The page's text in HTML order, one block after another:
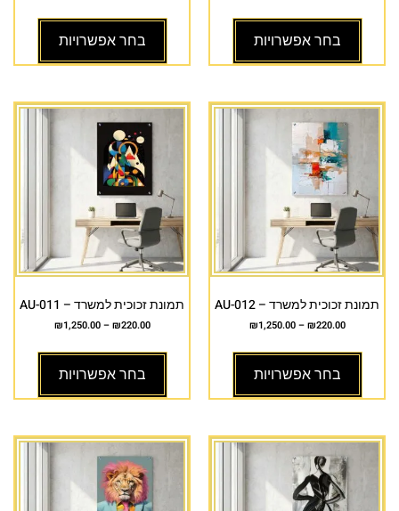
בחר אפשרויות בחר אפשרויות
תמונת זכוכית למשרד – AU-012
₪220.00
–
₪1,250.00
בחר אפשרויות
תמונת זכוכית למשרד – AU-011
₪220.00
–
₪1,250.00
בחר אפשרויות